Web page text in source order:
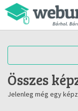
Összes
Jelenleg még egy